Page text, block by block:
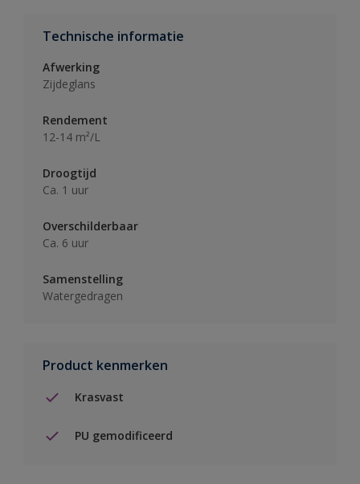
Technische informatie
Afwerking
Zijdeglans
Rendement
12-14 m²/L
Droogtijd
Ca. 1 uur
Overschilderbaar
Ca. 6 uur
Samenstelling
Watergedragen
Product kenmerken
Krasvast
PU gemodificeerd